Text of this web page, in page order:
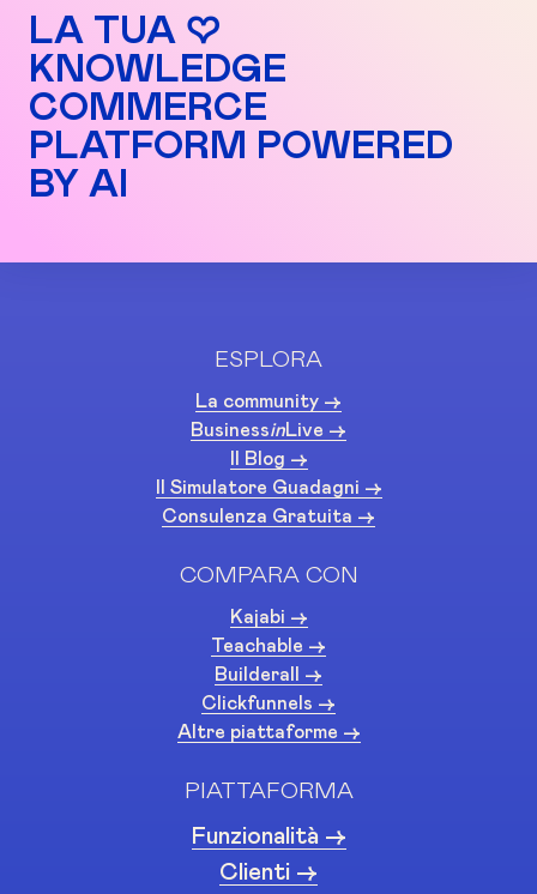
LA TUA ♡
KNOWLEDGE
COMMERCE
PLATFORM POWERED
BY AI
ESPLORA
La community ->
BusinessinLive ->
Il Blog ->
Il Simulatore Guadagni ->
Consulenza Gratuita ->
COMPARA CON
Kajabi ->
Teachable ->
Builderall ->
Clickfunnels ->
Altre piattaforme ->
PIATTAFORMA
Funzionalità ->
Clienti ->